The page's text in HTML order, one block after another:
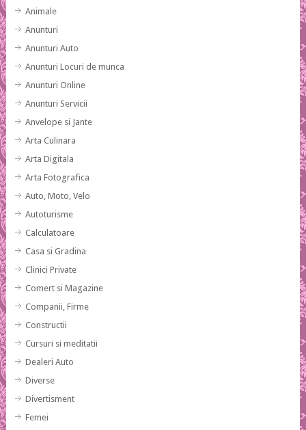
Animale
Anunturi
Anunturi Auto
Anunturi Locuri de munca
Anunturi Online
Anunturi Servicii
Anvelope si Jante
Arta Culinara
Arta Digitala
Arta Fotografica
Auto, Moto, Velo
Autoturisme
Calculatoare
Casa si Gradina
Clinici Private
Comert si Magazine
Companii, Firme
Constructii
Cursuri si meditatii
Dealeri Auto
Diverse
Divertisment
Femei